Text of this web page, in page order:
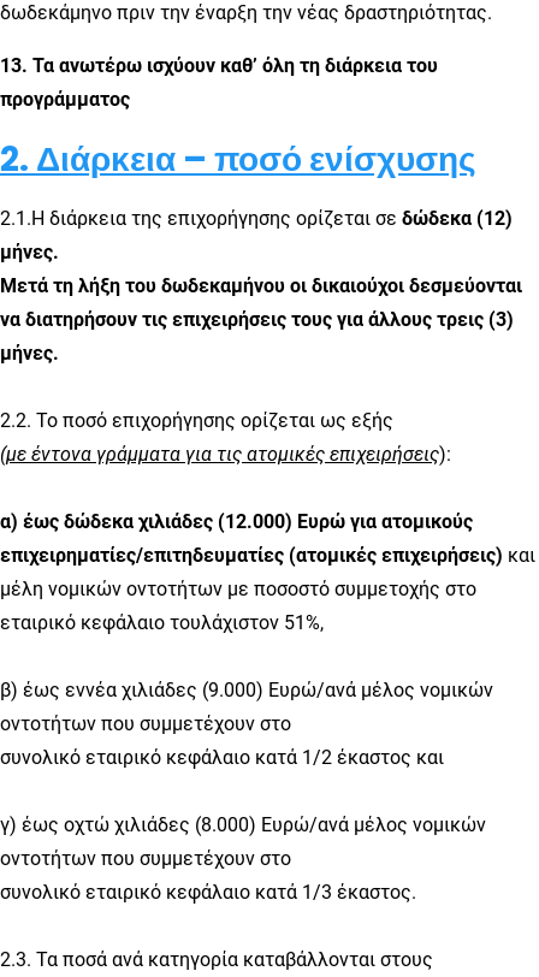
δωδεκάμηνο πριν την έναρξη την νέας δραστηριότητας.
13. Τα ανωτέρω ισχύουν καθ’ όλη τη διάρκεια του
προγράμματος
2. Διάρκεια – ποσό ενίσχυσης
2.1.Η διάρκεια της επιχορήγησης ορίζεται σε δώδεκα (12)
μήνες.
Μετά τη λήξη του δωδεκαμήνου οι δικαιούχοι δεσμεύονται
να διατηρήσουν τις επιχειρήσεις τους για άλλους τρεις (3)
μήνες.
2.2. Το ποσό επιχορήγησης ορίζεται ως εξής
(με έντονα γράμματα για τις ατομικές επιχειρήσεις):
α) έως δώδεκα χιλιάδες (12.000) Ευρώ για ατομικούς
επιχειρηματίες/επιτηδευματίες (ατομικές επιχειρήσεις) και
μέλη νομικών οντοτήτων με ποσοστό συμμετοχής στο
εταιρικό κεφάλαιο τουλάχιστον 51%,
β) έως εννέα χιλιάδες (9.000) Ευρώ/ανά μέλος νομικών
οντοτήτων που συμμετέχουν στο
συνολικό εταιρικό κεφάλαιο κατά 1/2 έκαστος και
γ) έως οχτώ χιλιάδες (8.000) Ευρώ/ανά μέλος νομικών
οντοτήτων που συμμετέχουν στο
συνολικό εταιρικό κεφάλαιο κατά 1/3 έκαστος.
2.3. Τα ποσά ανά κατηγορία καταβάλλονται στους